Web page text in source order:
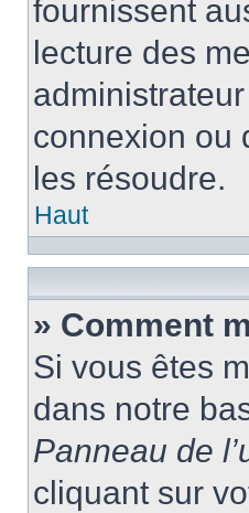
fournissent
lecture des
connexion ou
les résoudre.
Haut
» Comment
Si vous êtes
dans notre
Panneau de
cliquant sur